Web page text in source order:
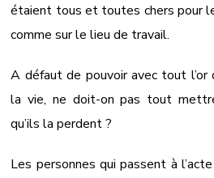
étaient tous et toutes chers pour
comme sur le lieu de travail.
A défaut de pouvoir avec tout l’or
la vie, ne doit-on pas tout
qu’ils la perdent ?
Les personnes qui passent à